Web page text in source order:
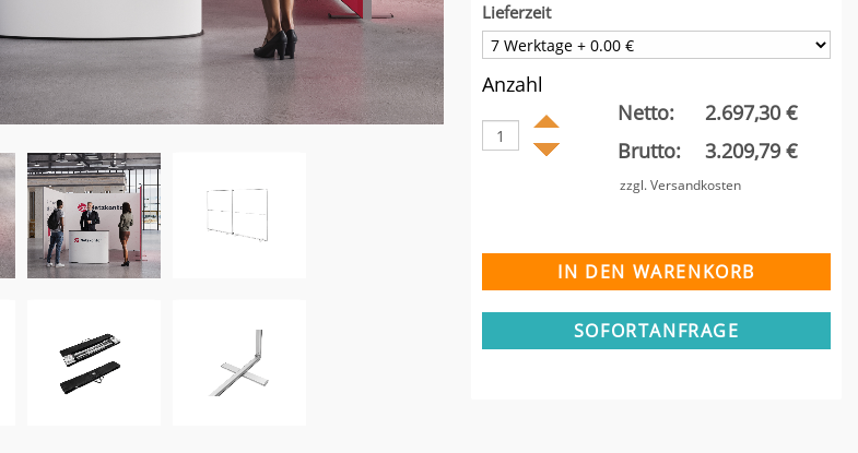
Lieferzeit
Anzahl
Netto:
2.697,30 €
Brutto:
3.209,79 €
zzgl. Versandkosten
SOFORTANFRAGE